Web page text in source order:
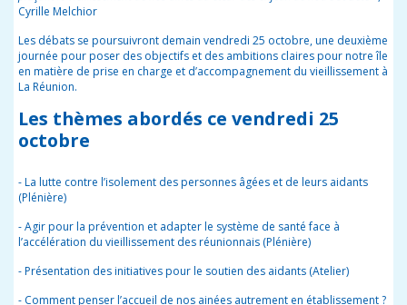
Cyrille Melchior
Les débats se poursuivront demain vendredi 25 octobre,une deuxième
journée pour poser des objectifs et des ambitions claires pour notre île
en matière de prise en charge et d’accompagnement du vieillissement à
La Réunion.
Les thèmes abordés ce vendredi 25
octobre
-La lutte contre l’isolement des personnes âgées et de leurs aidants
(Plénière)
-Agir pour la prévention et adapter le système de santé face à
l’accélération du vieillissement des réunionnais (Plénière)
-Présentation des initiatives pour le soutien des aidants (Atelier)
- Comment penser l’accueil de nos ainées autrement en établissement ?